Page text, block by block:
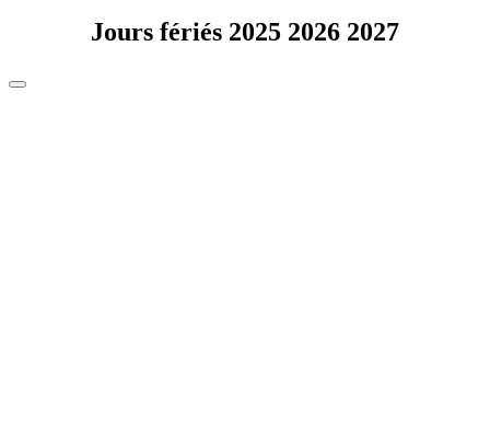
Jours fériés 2025 2026 2027